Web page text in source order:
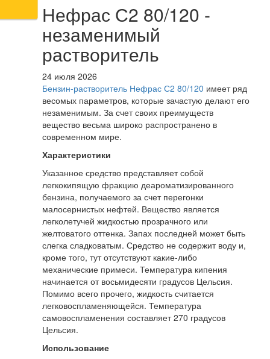
Нефрас С2 80/120 -
незаменимый
растворитель
24 июля 2026
Бензин-растворитель Нефрас С2 80/120 имеет ряд
весомых параметров, которые зачастую делают его
незаменимым. За счет своих преимуществ
вещество весьма широко распространено в
современном мире.
Характеристики
Указанное средство представляет собой
легкокипящую фракцию деароматизированного
бензина, получаемого за счет перегонки
малосернистых нефтей. Вещество является
легколетучей жидкостью прозрачного или
желтоватого оттенка. Запах последней может быть
слегка сладковатым. Средство не содержит воду и,
кроме того, тут отсутствуют какие-либо
механические примеси. Температура кипения
начинается от восьмидесяти градусов Цельсия.
Помимо всего прочего, жидкость считается
легковоспламеняющейся. Температура
самовоспламенения составляет 270 градусов
Цельсия.
Использование